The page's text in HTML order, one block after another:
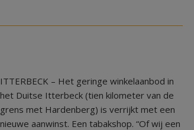
ITTERBECK – Het geringe winkelaanbod in
het Duitse Itterbeck (tien kilometer van de
grens met Hardenberg) is verrijkt met een
nieuwe aanwinst. Een tabakshop. “Of wij een